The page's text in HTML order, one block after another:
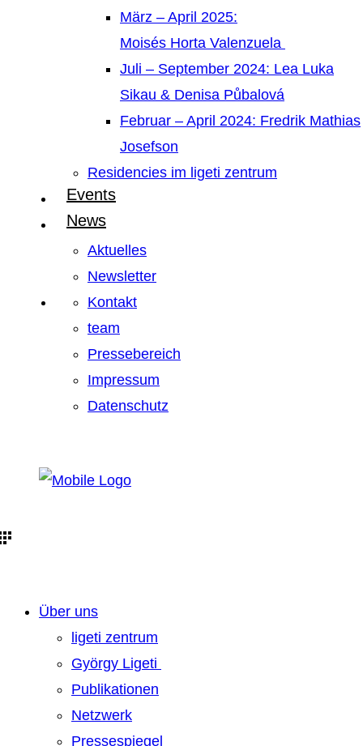
März – April 2025:
Moisés Horta Valenzuela
Juli – September 2024: Lea Luka
Sikau & Denisa Půbalová
Februar – April 2024: Fredrik Mathias
Josefson
Residencies im ligeti zentrum
Events
News
Aktuelles
Newsletter
Kontakt
team
Pressebereich
Impressum
Datenschutz
Über uns
ligeti zentrum
György Ligeti
Publikationen
Netzwerk
Pressespiegel